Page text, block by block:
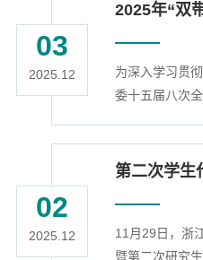
为深入学习贯
委十五届八次
织的政治功能
浙江长征职业
题党课。两校“
03
2025.12
11月29日，浙
暨第二次研究
02
2025.12